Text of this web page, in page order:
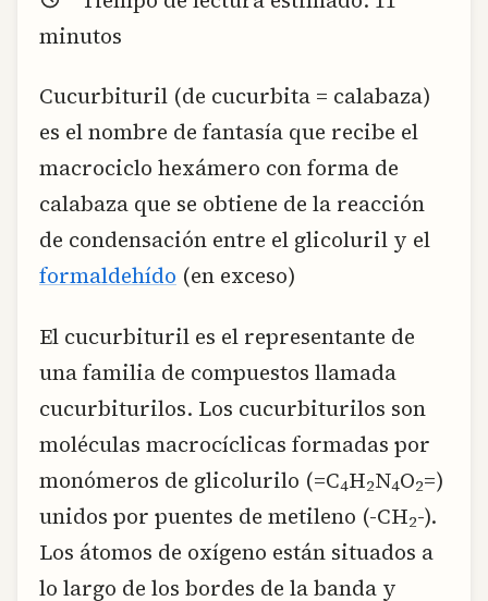
minutos
Cucurbituril (de cucurbita = calabaza)
es el nombre de fantasía que recibe el
macrociclo hexámero con forma de
calabaza que se obtiene de la reacción
de condensación entre el glicoluril y el
formaldehído (en exceso)
El cucurbituril es el representante de
una familia de compuestos llamada
cucurbiturilos. Los cucurbiturilos son
moléculas macrocíclicas formadas por
monómeros de glicolurilo (=C4H2N4O2=)
unidos por puentes de metileno (-CH2-).
Los átomos de oxígeno están situados a
lo largo de los bordes de la banda y